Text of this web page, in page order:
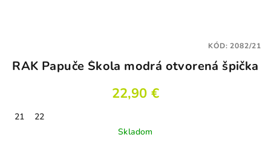
RAK Papuče Škola modrá otvorená špička
22,90 €
21
22
Skladom
KÓD:2082/21